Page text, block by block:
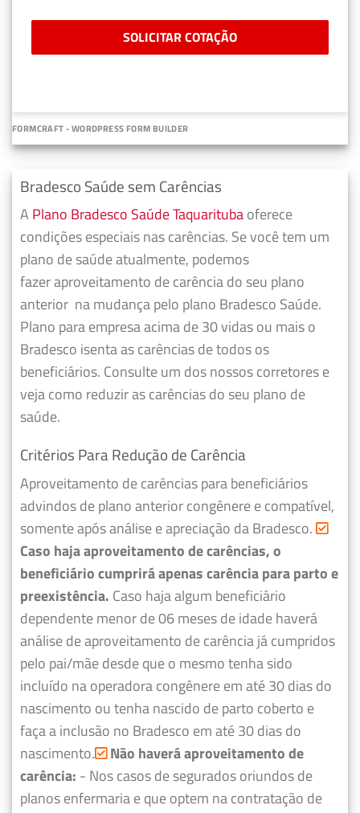
SOLICITAR COTAÇÃO
FORMCRAFT - WORDPRESS FORM BUILDER
Bradesco Saúde sem Carências
A Plano Bradesco Saúde Taquaritubaoferece
condições especiais nas carências. Se você tem um
plano de saúde atualmente, podemos
fazeraproveitamento de carência do seu plano
anterior na mudança pelo plano Bradesco Saúde.
Plano para empresa acima de 30 vidas ou mais o
Bradesco isenta as carências de todos os
beneficiários. Consulte um dos nossos corretores e
veja como reduzir as carências do seu plano de
saúde.
Critérios Para Redução de Carência
Aproveitamento de carências para beneficiários
advindos de plano anterior congênere e compatível,
somente após análise e apreciação da Bradesco.
Caso haja aproveitamento de carências, o
beneficiário cumprirá apenas carência para parto e
preexistência. Caso haja algum beneficiário
dependente menor de 06 meses de idade haverá
análise de aproveitamento de carência já cumpridos
pelo pai/mãe desde que o mesmo tenha sido
incluído na operadora congênere em até 30 dias do
nascimento ou tenha nascido de parto coberto e
faça a inclusão no Bradesco em até 30 dias do
nascimento. Não haverá aproveitamento de
carência: - Nos casos de segurados oriundos de
planos enfermaria e que optem na contratação de